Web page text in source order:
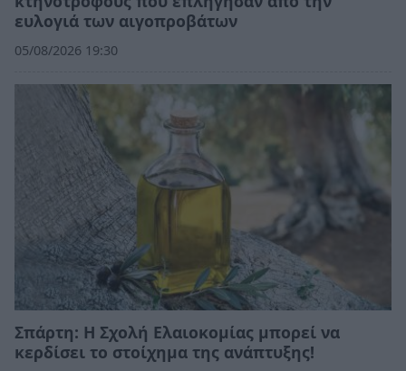
ευλογιά των αιγοπροβάτων
05/08/2026 19:30
Σπάρτη: Η Σχολή Ελαιοκομίας μπορεί να
κερδίσει το στοίχημα της ανάπτυξης!